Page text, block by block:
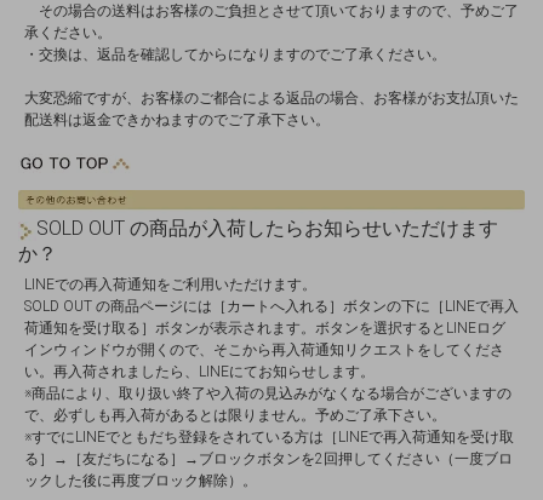
その場合の送料はお客様のご負担とさせて頂いておりますので、予めご了
承ください。
・交換は、返品を確認してからになりますのでご了承ください。
大変恐縮ですが、お客様のご都合による返品の場合、お客様がお支払頂いた
配送料は返金できかねますのでご了承下さい。
SOLD OUT の商品が入荷したらお知らせいただけます
か？
LINEでの再入荷通知をご利用いただけます。
SOLD OUT の商品ページには［カートへ入れる］ボタンの下に［LINEで再入
荷通知を受け取る］ボタンが表示されます。ボタンを選択するとLINEログ
インウィンドウが開くので、そこから再入荷通知リクエストをしてくださ
い。再入荷されましたら、LINEにてお知らせします。
※商品により、取り扱い終了や入荷の見込みがなくなる場合がございますの
で、必ずしも再入荷があるとは限りません。予めご了承下さい。
※すでにLINEでともだち登録をされている方は［LINEで再入荷通知を受け取
る］→［友だちになる］→ブロックボタンを2回押してください（一度ブロ
ックした後に再度ブロック解除）。